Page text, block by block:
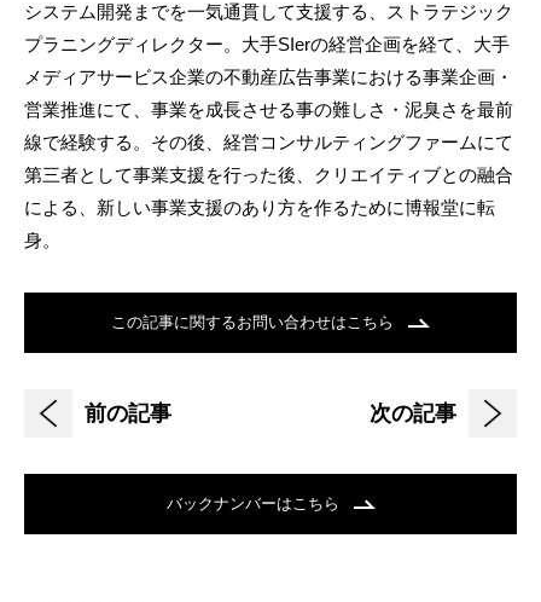
システム開発までを一気通貫して支援する、ストラテジック
プラニングディレクター。大手SIerの経営企画を経て、大手
メディアサービス企業の不動産広告事業における事業企画・
営業推進にて、事業を成長させる事の難しさ・泥臭さを最前
線で経験する。その後、経営コンサルティングファームにて
第三者として事業支援を行った後、クリエイティブとの融合
による、新しい事業支援のあり方を作るために博報堂に転
身。
この記事に関するお問い合わせはこちら
前の記事 次の記事
バックナンバーはこちら